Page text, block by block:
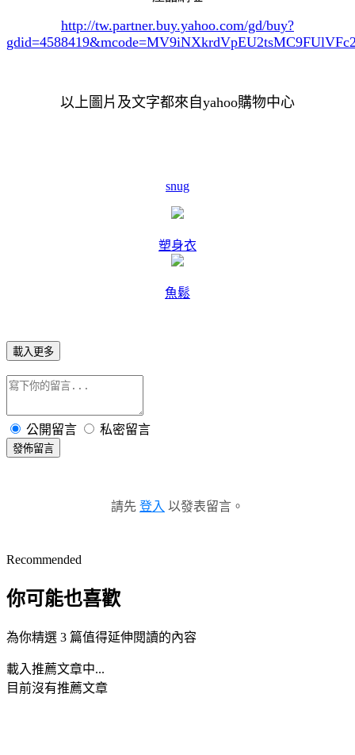
http://tw.partner.buy.yahoo.com/gd/buy?
gdid=4588419
以上圖片及文字都來自yahoo購物中心
snug
塑身衣
魚鬆
載入更多
公開留言 私密留言
發佈留言
請先 登入 以發表留言。
Recommended
你可能也喜歡
為你精選 3 篇值得延伸閱讀的內容
載入推薦文章中...
目前沒有推薦文章